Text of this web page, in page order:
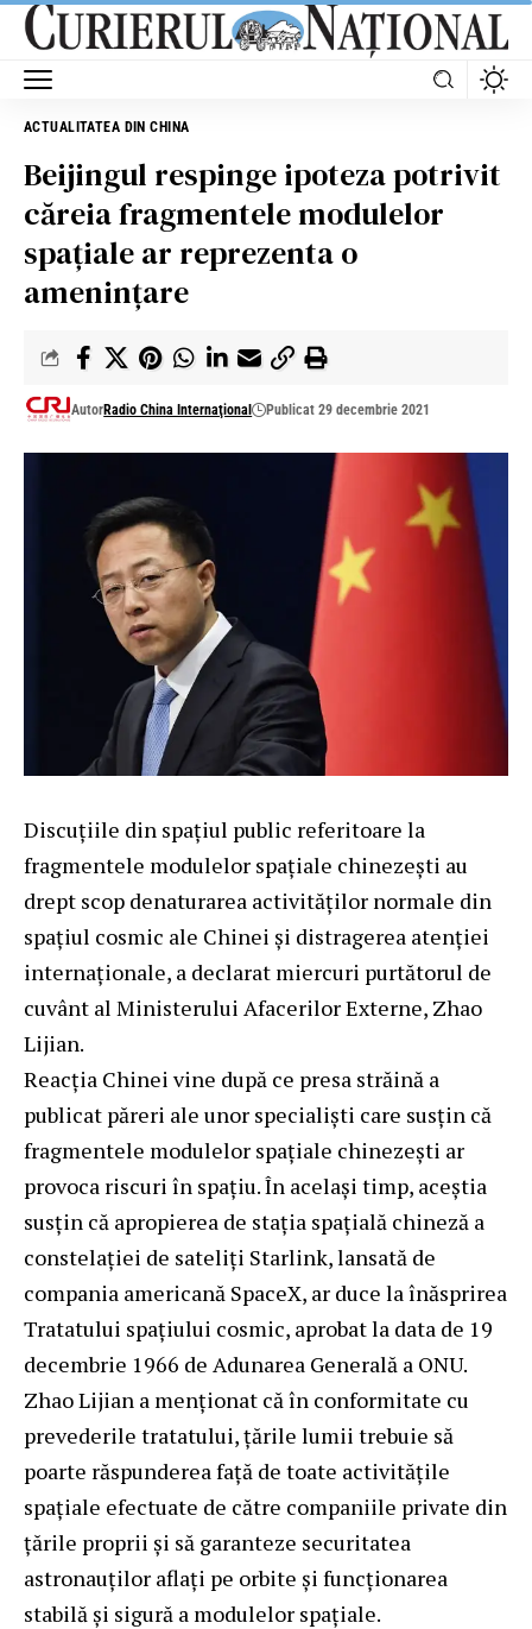
ACTUALITATEA DIN CHINA
Beijingul respinge ipoteza potrivit
căreia fragmentele modulelor
spațiale ar reprezenta o
amenințare
AutorRadio China Internaţional Publicat 29 decembrie 2021
Discuțiile din spațiul public referitoare la
fragmentele modulelor spațiale chinezești au
drept scop denaturarea activităților normale din
spațiul cosmic ale Chinei și distragerea atenției
internaționale, a declarat miercuri purtătorul de
cuvânt al Ministerului Afacerilor Externe, Zhao
Lijian.
Reacția Chinei vine după ce presa străină a
publicat păreri ale unor specialiști care susțin că
fragmentele modulelor spațiale chinezești ar
provoca riscuri în spațiu. În același timp, aceștia
susțin că apropierea de stația spațială chineză a
constelației de sateliți Starlink, lansată de
compania americană SpaceX, ar duce la înăsprirea
Tratatului spațiului cosmic, aprobat la data de 19
decembrie 1966 de Adunarea Generală a ONU.
Zhao Lijian a menționat că în conformitate cu
prevederile tratatului, țările lumii trebuie să
poarte răspunderea față de toate activitățile
spațiale efectuate de către companiile private din
țările proprii și să garanteze securitatea
astronauților aflați pe orbite și funcționarea
stabilă și sigură a modulelor spațiale.